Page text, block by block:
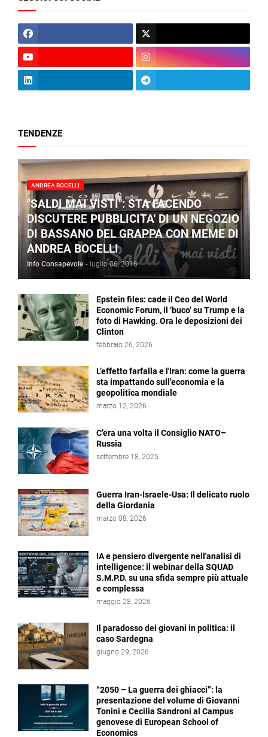
TENDENZE
ANDREA BOCELLI
"SALDI MAI VISTI": STA FACENDO
DISCUTERE PUBBLICITA' DI UN NEGOZIO
DI BASSANO DEL GRAPPA CON MEME DI
ANDREA BOCELLI
Info Consapevole - luglio 06, 2016
Epstein files: cade il Ceo del World
Economic Forum, il ‘buco’ su Trump e la
foto di Hawking. Ora le deposizioni dei
Clinton
febbraio 26, 2026
L’effetto farfalla e l'Iran: come la guerra
sta impattando sull'economia e la
geopolitica mondiale
marzo 12, 2026
C’era una volta il Consiglio NATO–
Russia
settembre 18, 2025
Guerra Iran-Israele-Usa: Il delicato ruolo
della Giordania
marzo 08, 2026
IA e pensiero divergente nell'analisi di
intelligence: il webinar della SQUAD
S.M.P.D. su una sfida sempre più attuale
e complessa
maggio 28, 2026
Il paradosso dei giovani in politica: il
caso Sardegna
giugno 29, 2026
“2050 – La guerra dei ghiacci”: la
presentazione del volume di Giovanni
Tonini e Cecilia Sandroni al Campus
genovese di European School of
Economics